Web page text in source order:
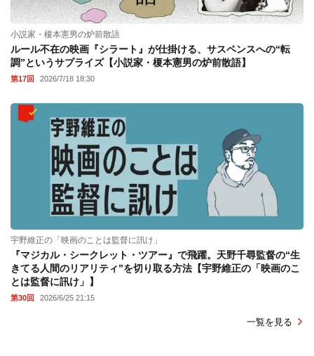
小説家・榎本憲男の炉前散語
ルール不在の映画『シラート』が仕掛ける、サスペンスへの“転
調”というサプライズ【小説家・榎本憲男の炉前散語】
第17回 2026/7/18 18:30
宇野維正の「映画のことは監督に訊け」
『マジカル・シークレット・ツアー』で飛躍。天野千尋監督の“生
きてる人間のリアリティ”を切り取る方法【宇野維正の「映画のこ
とは監督に訊け」】
第30回 2026/6/25 21:15
一覧を見る